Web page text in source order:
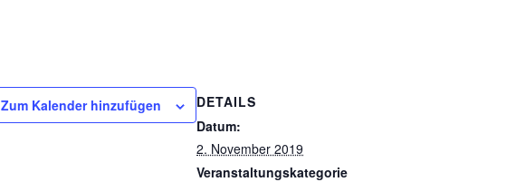
Zum Kalender hinzufügen
DETAILS
Datum:
2. November 2019
Veranstaltungskategorie